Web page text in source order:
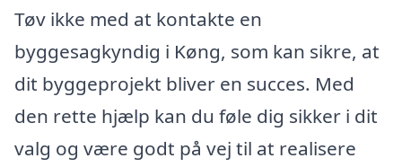
Tøv ikke med at kontakte en
byggesagkyndig i Køng, som kan sikre, at
dit byggeprojekt bliver en succes. Med
den rette hjælp kan du føle dig sikker i dit
valg og være godt på vej til at realisere